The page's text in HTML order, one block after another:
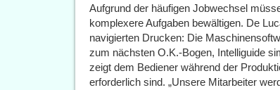
Aufgrund der häufigen Jobwechsel
komplexere Aufgaben bewältigen. De
navigierten Drucken: Die
zum nächsten O.K.-Bogen, Intelliguide
zeigt dem Bediener während der
erforderlich sind. „Unsere Mitarbeiter